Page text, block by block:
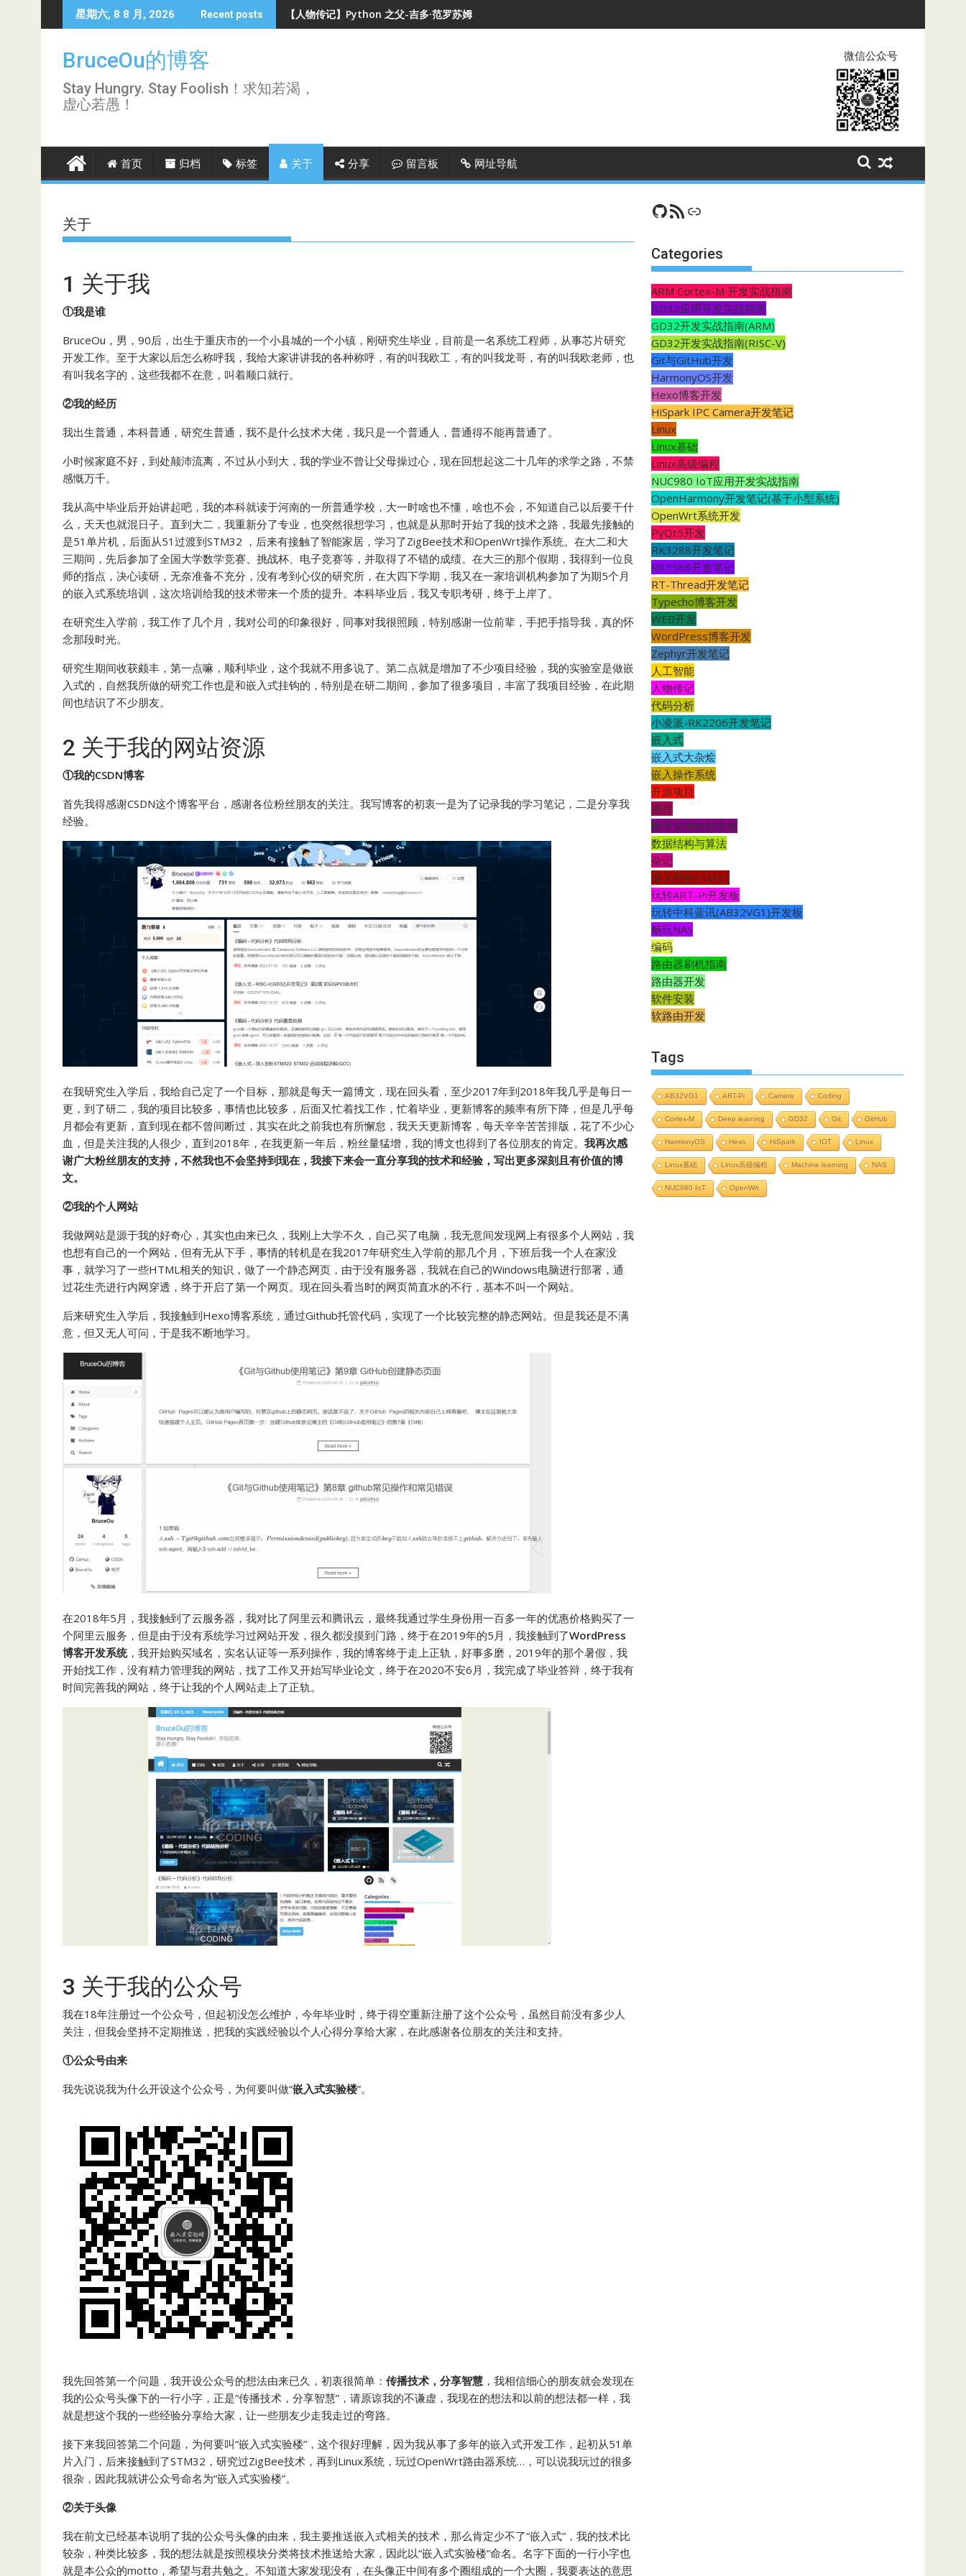
to
星期六, 8 8 月, 2026 Recent posts 【人物传记】Python 之父-吉多·范罗苏姆
BruceOu的博客
Stay Hungry. Stay Foolish！求知若渴，
虚心若愚！
微信公众号
首页 归档 标签 关于 分享 留言板 网址导航
关于
​1 关于我
①我是谁
BruceOu，男，90后，出生于重庆市的一个小县城的一个小镇，刚研究生毕业，目前是一名系统工程师，从事芯片研究
开发工作。至于大家以后怎么称呼我，我给大家讲讲我的各种称呼，有的叫我欧工，有的叫我龙哥，有的叫我欧老师，也
有叫我名字的，这些我都不在意，叫着顺口就行。
②我的经历
我出生普通，本科普通，研究生普通，我不是什么技术大佬，我只是一个普通人，普通得不能再普通了。
小时候家庭不好，到处颠沛流离，不过从小到大，我的学业不曾让父母操过心，现在回想起这二十几年的求学之路，不禁
感慨万千。
我从高中毕业后开始讲起吧，我的本科就读于河南的一所普通学校，大一时啥也不懂，啥也不会，不知道自己以后要干什
么，天天也就混日子。直到大二，我重新分了专业，也突然很想学习，也就是从那时开始了我的技术之路，我最先接触的
是51单片机，后面从51过渡到STM32 ，后来有接触了智能家居，学习了ZigBee技术和OpenWrt操作系统。在大二和大
三期间，先后参加了全国大学数学竞赛、挑战杯、电子竞赛等，并取得了不错的成绩。在大三的那个假期，我得到一位良
师的指点，决心读研，无奈准备不充分，没有考到心仪的研究所，在大四下学期，我又在一家培训机构参加了为期5个月
的嵌入式系统培训，这次培训给我的技术带来一个质的提升。本科毕业后，我又专职考研，终于上岸了。
在研究生入学前，我工作了几个月，我对公司的印象很好，同事对我很照顾，特别感谢一位前辈，手把手指导我，真的怀
念那段时光。
研究生期间收获颇丰，第一点嘛，顺利毕业，这个我就不用多说了。第二点就是增加了不少项目经验，我的实验室是做嵌
入式的，自然我所做的研究工作也是和嵌入式挂钩的，特别是在研二期间，参加了很多项目，丰富了我项目经验，在此期
间也结识了不少朋友。
2 关于我的网站资源
①我的CSDN博客
首先我得感谢CSDN这个博客平台，感谢各位粉丝朋友的关注。我写博客的初衷一是为了记录我的学习笔记，二是分享我
经验。
在我研究生入学后，我给自己定了一个目标，那就是每天一篇博文，现在回头看，至少2017年到2018年我几乎是每日一
更，到了研二，我的项目比较多，事情也比较多，后面又忙着找工作，忙着毕业，更新博客的频率有所下降，但是几乎每
月都会有更新，直到现在都不曾间断过，其实在此之前我也有所懈怠，我天天更新博客，每天辛辛苦苦排版，花了不少心
血，但是关注我的人很少，直到2018年，在我更新一年后，粉丝量猛增，我的博文也得到了各位朋友的肯定。 我再次感
谢广大粉丝朋友的支持，不然我也不会坚持到现在，我接下来会一直分享我的技术和经验，写出更多深刻且有价值的博
文。
②我的个人网站
我做网站是源于我的好奇心，其实也由来已久，我刚上大学不久，自己买了电脑，我无意间发现网上有很多个人网站，我
也想有自己的一个网站，但有无从下手，事情的转机是在我2017年研究生入学前的那几个月，下班后我一个人在家没
事，就学习了一些HTML相关的知识，做了一个静态网页，由于没有服务器，我就在自己的Windows电脑进行部署，通
过花生壳进行内网穿透，终于开启了第一个网页。现在回头看当时的网页简直水的不行，基本不叫一个网站。
后来研究生入学后，我接触到Hexo博客系统，通过Github托管代码，实现了一个比较完整的静态网站。但是我还是不满
意，但又无人可问，于是我不断地学习。
在2018年5月，我接触到了云服务器，我对比了阿里云和腾讯云，最终我通过学生身份用一百多一年的优惠价格购买了一
个阿里云服务，但是由于没有系统学习过网站开发，很久都没摸到门路，终于在2019年的5月，我接触到了WordPress
博客开发系统，我开始购买域名，实名认证等一系列操作，我的博客终于走上正轨，好事多磨，2019年的那个暑假，我
开始找工作，没有精力管理我的网站，找了工作又开始写毕业论文，终于在2020不安6月，我完成了毕业答辩，终于我有
时间完善我的网站，终于让我的个人网站走上了正轨。
3 关于我的公众号
我在18年注册过一个公众号，但起初没怎么维护，今年毕业时，终于得空重新注册了这个公众号，虽然目前没有多少人
关注，但我会坚持不定期推送，把我的实践经验以个人心得分享给大家，在此感谢各位朋友的关注和支持。
①公众号由来
我先说说我为什么开设这个公众号，为何要叫做“嵌入式实验楼”。
我先回答第一个问题，我开设公众号的想法由来已久，初衷很简单： 传播技术，分享智慧 ，我相信细心的朋友就会发现在
我的公众号头像下的一行小字，正是“传播技术，分享智慧”，请原谅我的不谦虚，我现在的想法和以前的想法都一样，我
就是想这个我的一些经验分享给大家，让一些朋友少走我走过的弯路。
接下来我回答第二个问题，为何要叫“嵌入式实验楼”，这个很好理解，因为我从事了多年的嵌入式开发工作，起初从51单
片入门，后来接触到了STM32，研究过ZigBee技术，再到Linux系统，玩过OpenWrt路由器系统…，可以说我玩过的很多
很杂，因此我就讲公众号命名为“嵌入式实验楼”。
②关于头像
我在前文已经基本说明了我的公众号头像的由来，我主要推送嵌入式相关的技术，那么肯定少不了“嵌入式”，我的技术比
较杂，种类比较多，我的想法就是按照模块分类将技术推送给大家，因此以“嵌入式实验楼”命名。名字下面的一行小字也
就是本公众的motto，希望与君共勉之。不知道大家发现没有，在头像正中间有多个圈组成的一个大圈，我要表达的意思
GitHub
RSS FeedCSDN
Categories
ARM Cortex-M 开发实战指南
GD32应用开发实战指南
GD32开发实战指南(ARM)
GD32开发实战指南(RISC-V)
Git与GitHub开发
HarmonyOS开发
Hexo博客开发
HiSpark IPC Camera开发笔记
Linux
Linux基础
Linux高级编程
NUC980 IoT应用开发实战指南
OpenHarmony开发笔记(基于小型系统)
OpenWrt系统开发
PyQt5开发
RK3288开发笔记
RK3568开发笔记
RT-Thread开发笔记
Typecho博客开发
WEB开发
WordPress博客开发
Zephyr开发笔记
人工智能
人物传记
代码分析
小凌派-RK2206开发笔记
嵌入式
嵌入式大杂烩
嵌入操作系统
开源项目
插件
数字文明的创世者
数据结构与算法
杂记
深入剖析STM32
玩转ART-Pi开发板
玩转中科蓝讯(AB32VG1)开发板
畅玩NAS
编码
路由器刷机指南
路由器开发
软件安装
软路由开发
Tags
AB32VG1 ART-Pi Camera Coding
Cortex-M Deep learning GD32 Git GitHub
HarmonyOS Hexo HiSpark IOT Linux
Linux基础 Linux高级编程 Machine learning NAS
NUC980 IoT OpenWrt